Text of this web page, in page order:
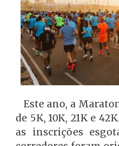
Este ano, a
de 5K, 10K, 21K e
as inscrições